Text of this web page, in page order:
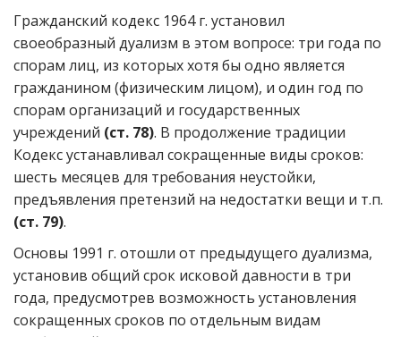
Гражданский кодекс 1964 г. установил
своеобразный дуализм в этом вопросе: три года по
спорам лиц, из которых хотя бы одно является
гражданином (физическим лицом), и один год по
спорам организаций и государственных
учреждений (ст. 78). В продолжение традиции
Кодекс устанавливал сокращенные виды сроков:
шесть месяцев для требования неустойки,
предъявления претензий на недостатки вещи и т.п.
(ст. 79).
Основы 1991 г. отошли от предыдущего дуализма,
установив общий срок исковой давности в три
года, предусмотрев возможность установления
сокращенных сроков по отдельным видам